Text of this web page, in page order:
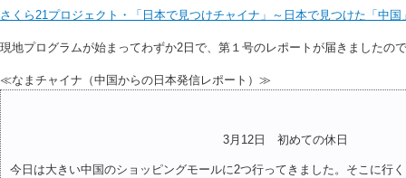
さくら21プロジェクト・「日本で見つけチャイナ」～日本で見つけた「中国
現地プログラムが始まってわずか2日で、第１号のレポートが届きましたの
≪なまチャイナ（中国からの日本発信レポート）≫
3月12日 初めての休日
今日は大きい中国のショッピングモールに2つ行ってきました。そこに行